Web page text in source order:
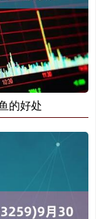
的好处